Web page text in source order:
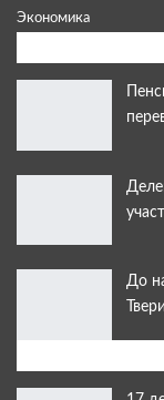
Экономика
До
Твери